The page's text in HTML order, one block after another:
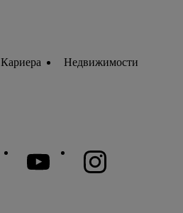
Кариера Недвижимости